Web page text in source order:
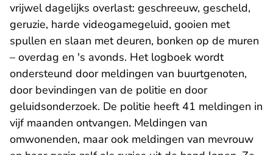
vrijwel dagelijks overlast: geschreeuw, gescheld,
geruzie, harde videogamegeluid, gooien met
spullen en slaan met deuren, bonken op de muren
– overdag en 's avonds. Het logboek wordt
ondersteund door meldingen van buurtgenoten,
door bevindingen van de politie en door
geluidsonderzoek. De politie heeft 41 meldingen in
vijf maanden ontvangen. Meldingen van
omwonenden, maar ook meldingen van mevrouw